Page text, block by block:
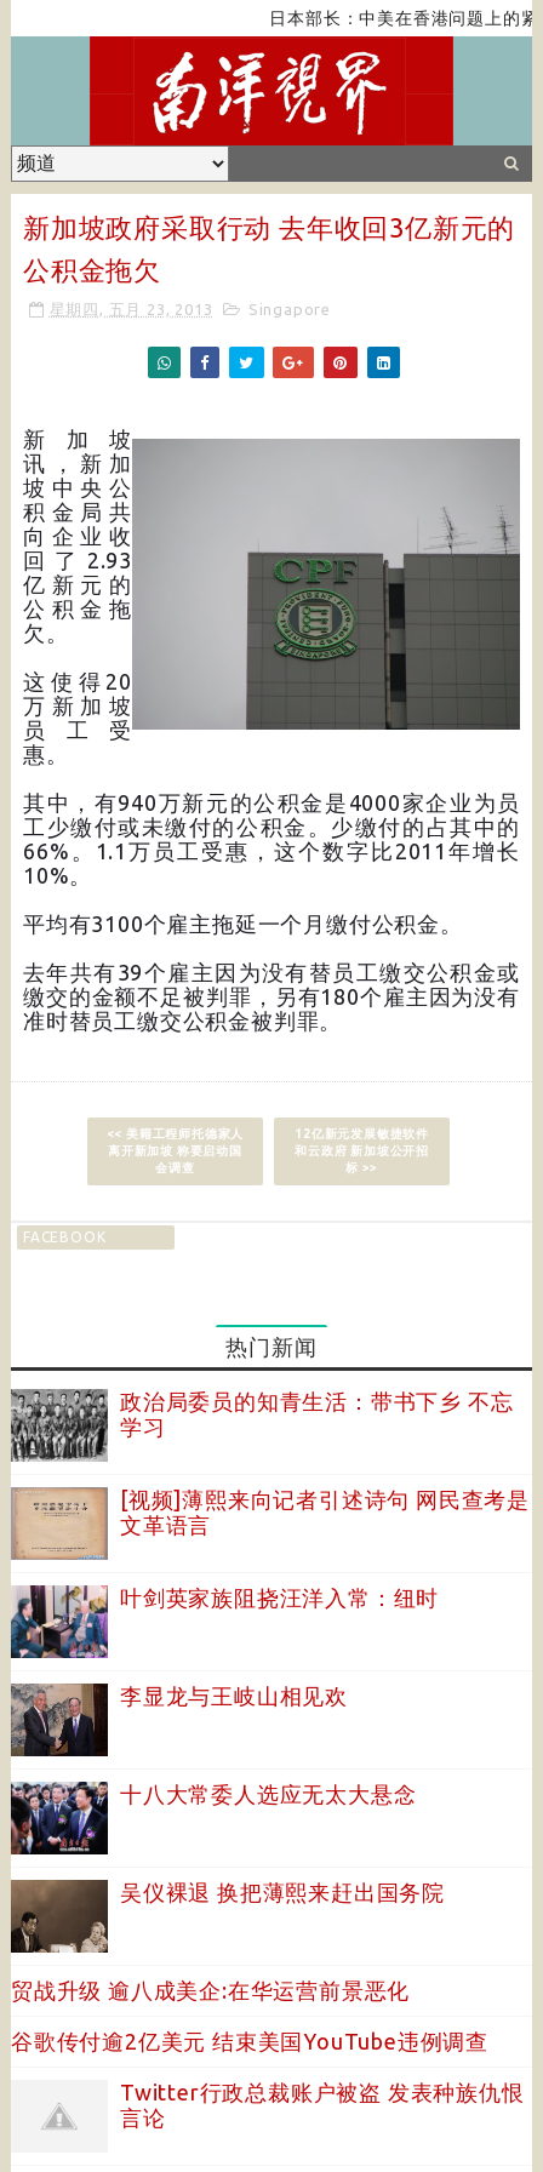
日本部长：中美在香港问题上的紧
新加坡政府采取行动 去年收回3亿新元的
公积金拖欠
星期四, 五月 23, 2013 Singapore
新加坡
讯，新加
坡中央公
积金局共
向企业收
回了2.93
亿新元的
公积金拖
欠。
这使得20
万新加坡
员工受
惠。
其中，有940万新元的公积金是4000家企业为员
工少缴付或未缴付的公积金。少缴付的占其中的
66%。1.1万员工受惠，这个数字比2011年增长
10%。
平均有3100个雇主拖延一个月缴付公积金。
去年共有39个雇主因为没有替员工缴交公积金或
缴交的金额不足被判罪，另有180个雇主因为没有
准时替员工缴交公积金被判罪。
<< 美籍工程师托德家人
离开新加坡 称要启动国
会调查
12亿新元发展敏捷软件
和云政府 新加坡公开招
标 >>
FACEBOOK
热门新闻
政治局委员的知青生活：带书下乡 不忘
学习
[视频]薄熙来向记者引述诗句 网民查考是
文革语言
叶剑英家族阻挠汪洋入常：纽时
李显龙与王岐山相见欢
十八大常委人选应无太大悬念
吴仪裸退 换把薄熙来赶出国务院
贸战升级 逾八成美企:在华运营前景恶化
谷歌传付逾2亿美元 结束美国YouTube违例调查
Twitter行政总裁账户被盗 发表种族仇恨
言论